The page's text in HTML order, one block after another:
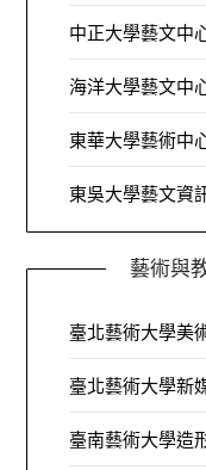
中正大學藝文中
海洋大學藝文中
東華大學藝術中
東吳大學藝文資
藝術與
臺北藝術大學美
臺北藝術大學新
臺南藝術大學造